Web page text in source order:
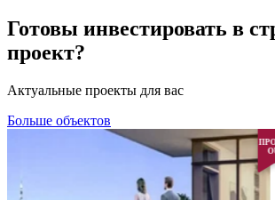
Готовы инвестировать в
проект?
Актуальные проекты для вас
Больше объектов